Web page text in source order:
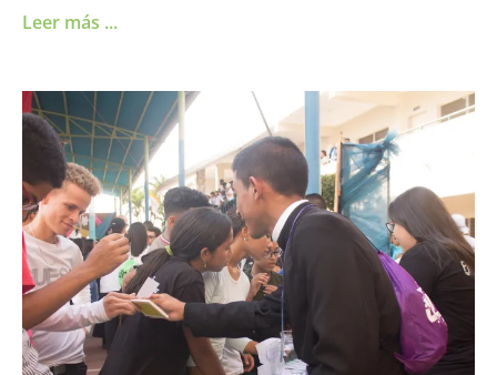
Leer más ...